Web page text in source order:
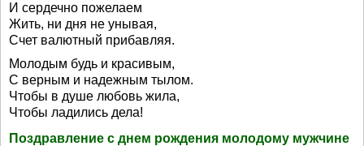
И сердечно пожелаем
Жить, ни дня не унывая,
Счет валютный прибавляя.
Молодым будь и красивым,
С верным и надежным тылом.
Чтобы в душе любовь жила,
Чтобы ладились дела!
Поздравление с днем рождения молодому мужчине